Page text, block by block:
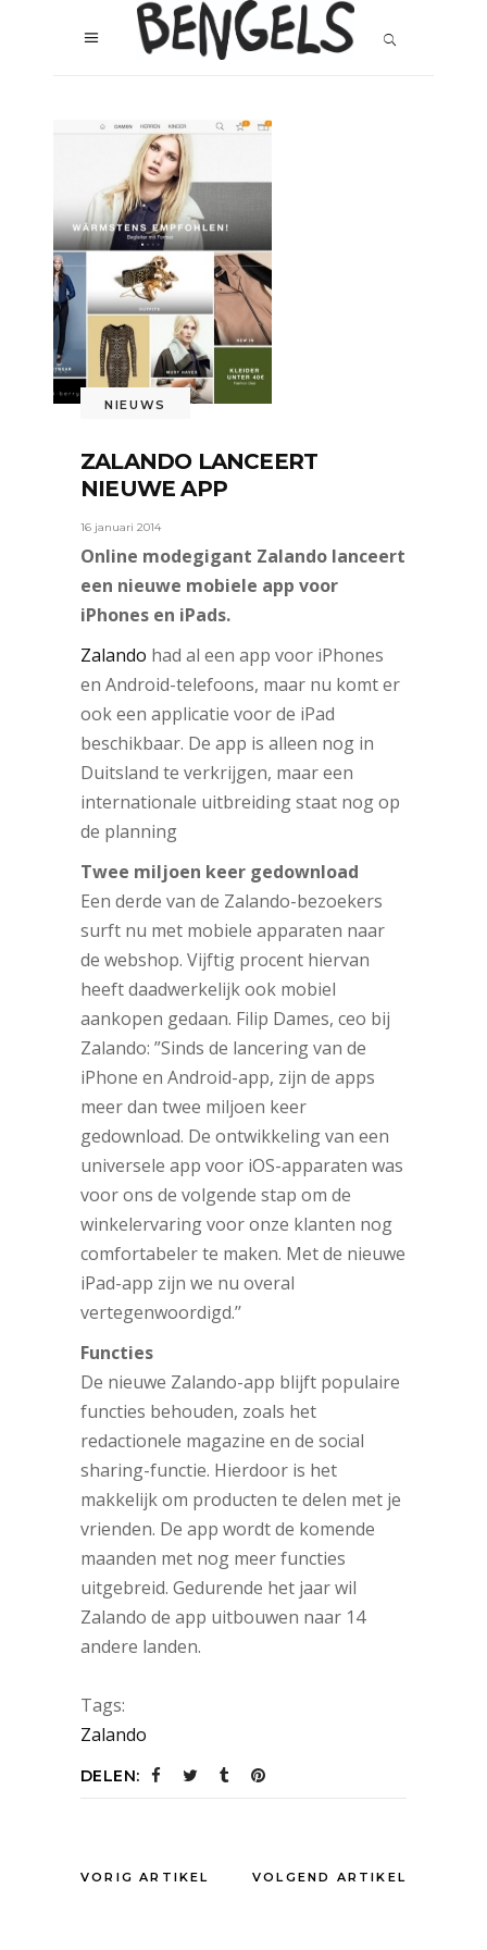
NIEUWS
ZALANDO LANCEERT
NIEUWE APP
16 januari 2014
Online modegigant Zalando lanceert
een nieuwe mobiele app voor
iPhones en iPads.
Zalando had al een app voor iPhones
en Android-telefoons, maar nu komt er
ook een applicatie voor de iPad
beschikbaar. De app is alleen nog in
Duitsland te verkrijgen, maar een
internationale uitbreiding staat nog op
de planning
Twee miljoen keer gedownload
Een derde van de Zalando-bezoekers
surft nu met mobiele apparaten naar
de webshop. Vijftig procent hiervan
heeft daadwerkelijk ook mobiel
aankopen gedaan. Filip Dames, ceo bij
Zalando: ”Sinds de lancering van de
iPhone en Android-app, zijn de apps
meer dan twee miljoen keer
gedownload. De ontwikkeling van een
universele app voor iOS-apparaten was
voor ons de volgende stap om de
winkelervaring voor onze klanten nog
comfortabeler te maken. Met de nieuwe
iPad-app zijn we nu overal
vertegenwoordigd.’’
Functies
De nieuwe Zalando-app blijft populaire
functies behouden, zoals het
redactionele magazine en de social
sharing-functie. Hierdoor is het
makkelijk om producten te delen met je
vrienden. De app wordt de komende
maanden met nog meer functies
uitgebreid. Gedurende het jaar wil
Zalando de app uitbouwen naar 14
andere landen.
Tags:
Zalando
DELEN:
VORIG ARTIKEL VOLGEND ARTIKEL